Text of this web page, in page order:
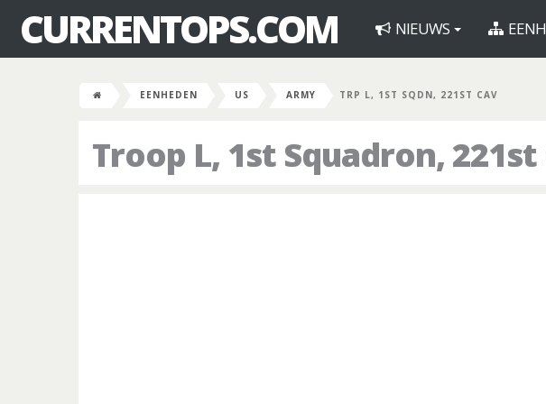
CURRENTOPS.COM NIEUWS
EENHEDEN US ARMY TRP L, 1ST SQDN, 221ST CAV
Troop L, 1st Squadron,